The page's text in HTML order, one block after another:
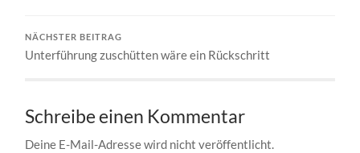
NÄCHSTER BEITRAG
Unterführung zuschütten wäre ein Rückschritt
Schreibe einen Kommentar
Deine E-Mail-Adresse wird nicht veröffentlicht.